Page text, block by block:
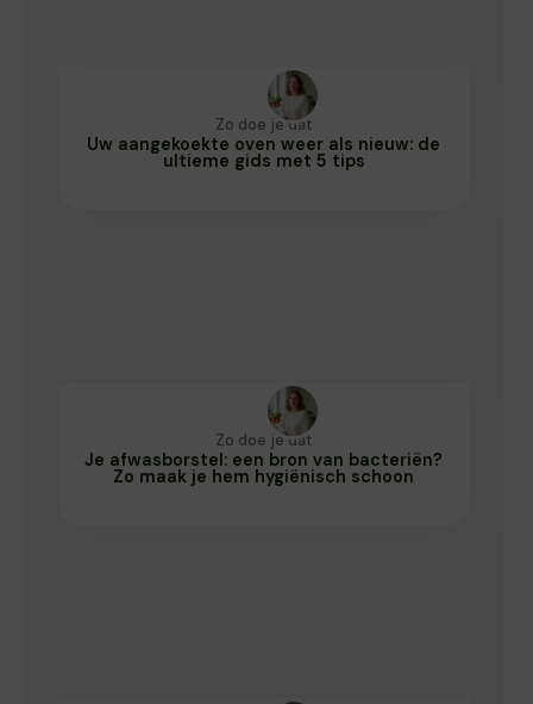
Zo doe je dat
Uw aangekoekte oven weer als nieuw: de
ultieme gids met 5 tips
Zo doe je dat
Je afwasborstel: een bron van bacteriën?
Zo maak je hem hygiënisch schoon